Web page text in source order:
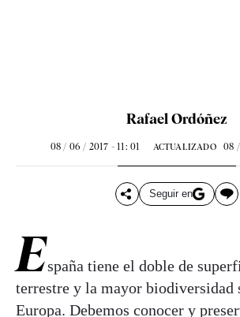
Rafael Ordóñez
08 / 06 / 2017 - 11: 01 ACTUALIZADO 08
Seguir en
España tiene el doble de
terrestre y la mayor biodiversidad
Europa. Debemos conocer y